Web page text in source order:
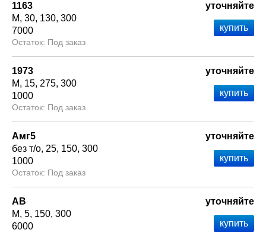
1163
М 30 130 300
7000
Под заказ
уточняйте
1973
М
15 275 300
1000
Под заказ
уточняйте
Амг5
без т/о 25 150 300
1000
Под заказ
уточняйте
АВ
М 5 150 300
6000
уточняйте